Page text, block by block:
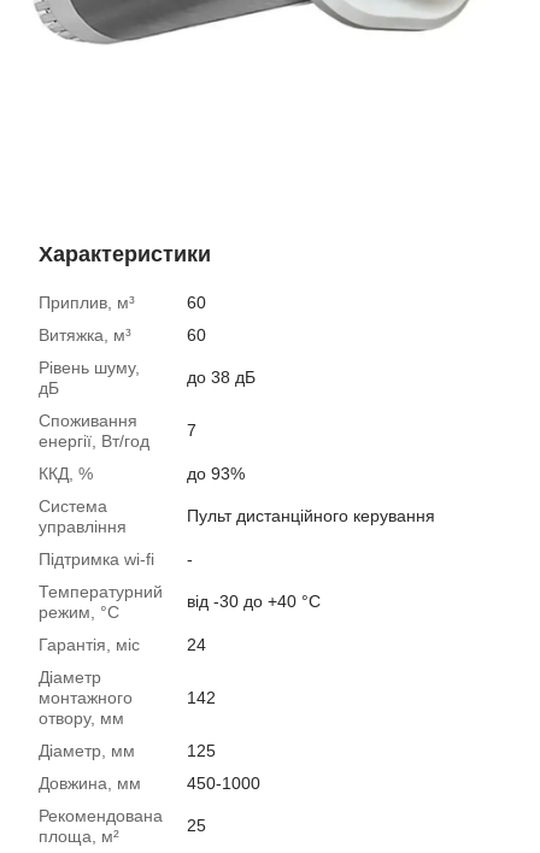
Характеристики
Приплив, м³
60
Витяжка, м³
60
Рівень шуму,
дБ
до 38 дБ
Споживання
енергії, Вт/год
7
ККД, %
до 93%
Система
управління
Пульт дистанційного керування
Підтримка wi-fi
-
Температурний
режим, °C
від -30 до +40 °C
Гарантія, міс
24
Діаметр
монтажного
отвору, мм
142
Діаметр, мм
125
Довжина, мм
450-1000
Рекомендована
площа, м²
25